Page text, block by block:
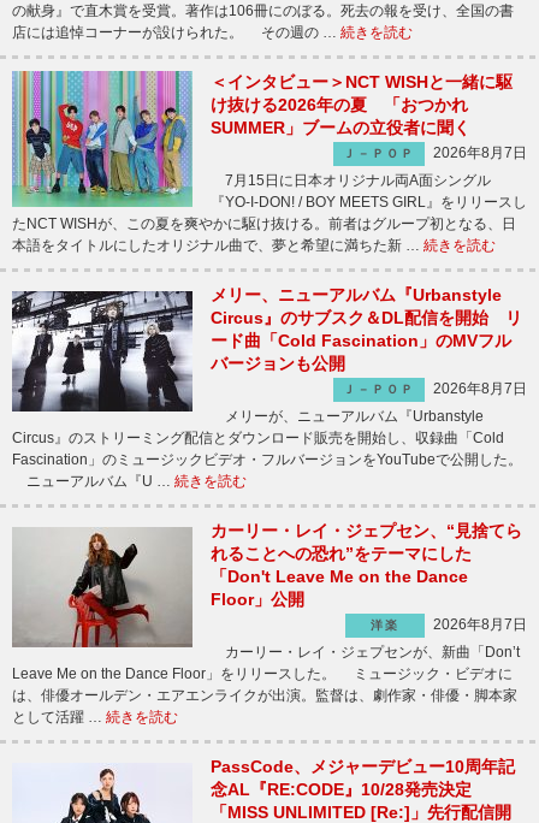
の献身』で直木賞を受賞。著作は106冊にのぼる。死去の報を受け、全国の書
店には追悼コーナーが設けられた。 その週の … 続きを読む
＜インタビュー＞NCT WISHと一緒に駆
け抜ける2026年の夏 「おつかれ
SUMMER」ブームの立役者に聞く
Ｊ－ＰＯＰ
2026年8月7日
7月15日に日本オリジナル両A面シングル
『YO-I-DON! / BOY MEETS GIRL』をリリースし
たNCT WISHが、この夏を爽やかに駆け抜ける。前者はグループ初となる、日
本語をタイトルにしたオリジナル曲で、夢と希望に満ちた新 … 続きを読む
メリー、ニューアルバム『Urbanstyle
Circus』のサブスク＆DL配信を開始 リ
ード曲「Cold Fascination」のMVフル
バージョンも公開
Ｊ－ＰＯＰ
2026年8月7日
メリーが、ニューアルバム『Urbanstyle
Circus』のストリーミング配信とダウンロード販売を開始し、収録曲「Cold
Fascination」のミュージックビデオ・フルバージョンをYouTubeで公開した。
ニューアルバム『U … 続きを読む
カーリー・レイ・ジェプセン、“見捨てら
れることへの恐れ”をテーマにした
「Don't Leave Me on the Dance
Floor」公開
洋楽
2026年8月7日
カーリー・レイ・ジェプセンが、新曲「Don’t
Leave Me on the Dance Floor」をリリースした。 ミュージック・ビデオに
は、俳優オールデン・エアエンライクが出演。監督は、劇作家・俳優・脚本家
として活躍 … 続きを読む
PassCode、メジャーデビュー10周年記
念AL『RE:CODE』10/28発売決定
「MISS UNLIMITED [Re:]」先行配信開